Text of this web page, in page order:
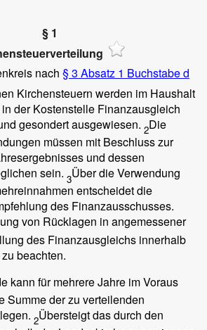
§ 1
nach § 3 Absatz 1 Buchstabe d
Kirchensteuern werden im Haushalt
der Kostenstelle Finanzausgleich
gesondert ausgewiesen. 2Die
müssen mit Beschluss zur
und dessen
sein. 3Über die Verwendung
entscheidet die
des Finanzausschusses.
von Rücklagen in angemessener
des Finanzausgleichs innerhalb
beachten.
kann für mehrere Jahre im Voraus
Summe der zu verteilenden
2Übersteigt das durch den